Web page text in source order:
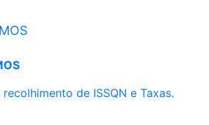
de ISSQN e Taxas.